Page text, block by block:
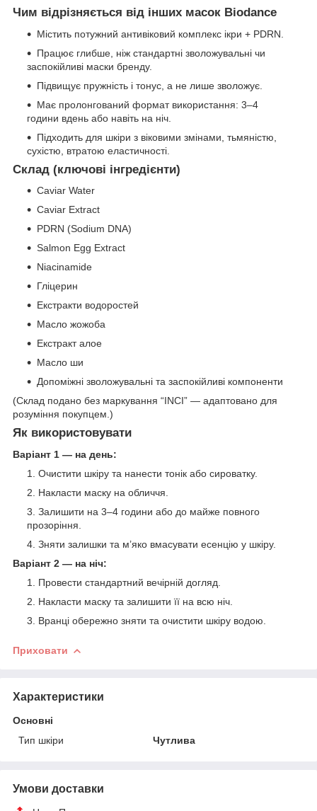
Чим відрізняється від інших масок Biodance
Містить потужний антивіковий комплекс ікри + PDRN.
Працює глибше, ніж стандартні зволожувальні чи
заспокійливі маски бренду.
Підвищує пружність і тонус, а не лише зволожує.
Має пролонгований формат використання: 3–4
години вдень або навіть на ніч.
Підходить для шкіри з віковими змінами, тьмяністю,
сухістю, втратою еластичності.
Склад (ключові інгредієнти)
Caviar Water
Caviar Extract
PDRN (Sodium DNA)
Salmon Egg Extract
Niacinamide
Гліцерин
Екстракти водоростей
Масло жожоба
Екстракт алое
Масло ши
Допоміжні зволожувальні та заспокійливі компоненти
(Склад подано без маркування “INCI” — адаптовано для
розуміння покупцем.)
Як використовувати
Варіант 1 — на день:
Очистити шкіру та нанести тонік або сироватку.
Накласти маску на обличчя.
Залишити на 3–4 години або до майже повного
прозоріння.
Зняти залишки та м’яко вмасувати есенцію у шкіру.
Варіант 2 — на ніч:
Провести стандартний вечірній догляд.
Накласти маску та залишити її на всю ніч.
Вранці обережно зняти та очистити шкіру водою.
Приховати
Характеристики
Основні
Тип шкіри
Чутлива
Умови доставки